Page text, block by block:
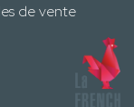
de vente